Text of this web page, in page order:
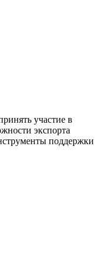
участие в
экспорта
поддержки